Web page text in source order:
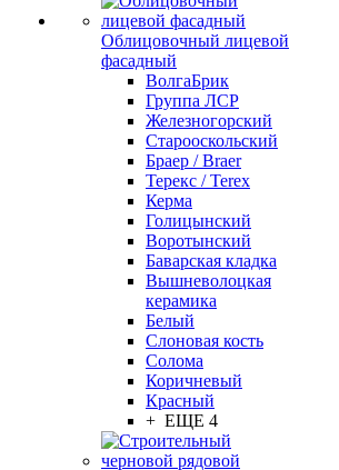
Облицовочный лицевой
фасадный
ВолгаБрик
Группа ЛСР
Железногорский
Старооскольский
Браер / Braer
Терекс / Terex
Керма
Голицынский
Воротынский
Баварская кладка
Вышневолоцкая
керамика
Белый
Слоновая кость
Солома
Коричневый
Красный
+ ЕЩЕ 4